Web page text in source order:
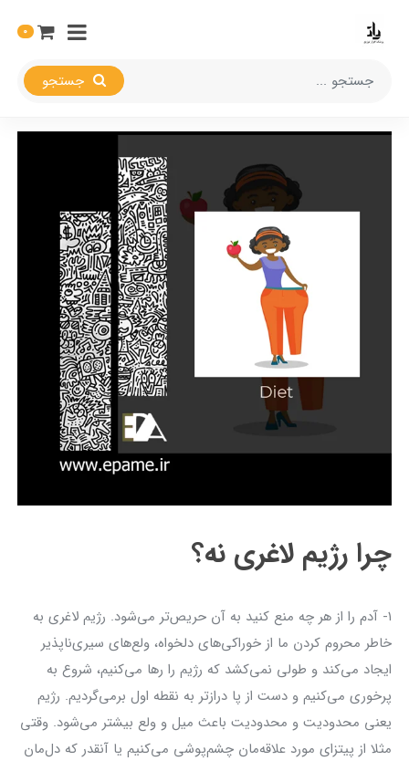
0
چرا رژیم لاغری نه؟
۱- آدم را از هر چه منع کنید به آن حریص‌تر می‌شود. رژیم لاغری به
خاطر محروم کردن ما از خوراکی‌های دلخواه، ولع‌های سیری‌ناپذیر
ایجاد می‌کند و طولی نمی‌کشد که رژیم را رها می‌کنیم، شروع به
پرخوری می‌کنیم و دست از پا درازتر به نقطه اول برمی‌گردیم. رژیم
یعنی محدودیت و محدودیت باعث میل و ولع بیشتر می‌شود. وقتی
مثلا از پیتزای مورد علاقه‌مان چشم‌پوشی می‌کنیم یا آنقدر که دل‌مان